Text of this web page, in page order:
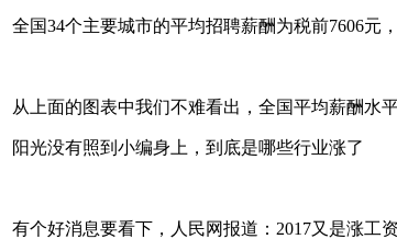
全国34个主要城市的平均招聘薪酬为税前7606元
从上面的图表中我们不难看出，全国平均薪酬水
阳光没有照到小编身上，到底是哪些行业涨了
有个好消息要看下，人民网报道：2017又是涨工